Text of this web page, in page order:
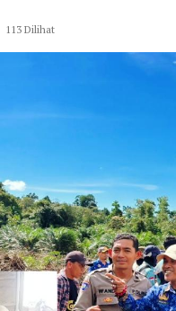
113 Dilihat